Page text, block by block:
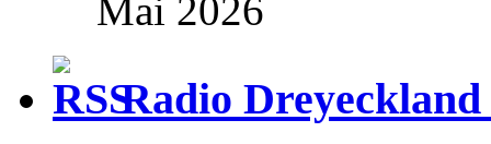
Mai 2026
Radio